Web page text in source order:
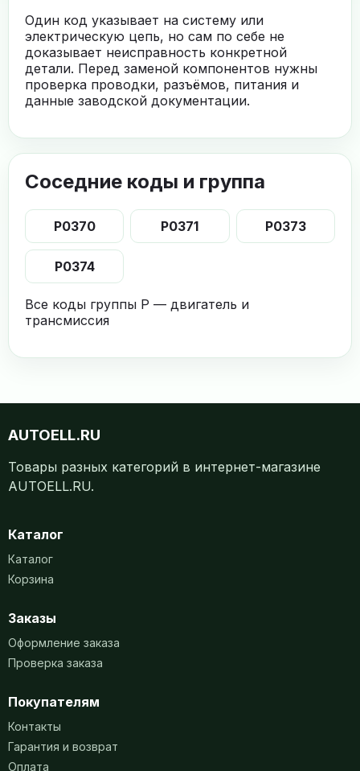
Один код указывает на систему или
электрическую цепь, но сам по себе не
доказывает неисправность конкретной
детали. Перед заменой компонентов нужны
проверка проводки, разъёмов, питания и
данные заводской документации.
Соседние коды и группа
P0370 P0371 P0373
P0374
Все коды группы P — двигатель и
трансмиссия
AUTOELL.RU
Товары разных категорий в интернет-магазине
AUTOELL.RU.
Каталог
Каталог
Корзина
Заказы
Оформление заказа
Проверка заказа
Покупателям
Контакты
Гарантия и возврат
Оплата